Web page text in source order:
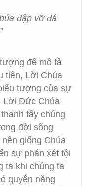
đập vỡ đá
để mô tả
tiên, Lời Chúa
tượng của sự
Lời Đức Chúa
tẩy chúng
đời sống
giống Chúa
sự phán xét tội
ta khi chúng ta
quyền năng